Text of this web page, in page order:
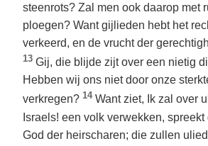
steenrots? Zal men ook daarop met
ploegen? Want gijlieden hebt het
verkeerd, en de vrucht der
13 Gij, die blijde zijt over een nietig
Hebben wij ons niet door onze
verkregen? 14 Want ziet, Ik zal over
Israels! een volk verwekken,
God der heirscharen; die zullen